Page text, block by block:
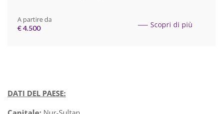
A partire da
€ 4.500 Scopri di più
DATI DEL PAESE: